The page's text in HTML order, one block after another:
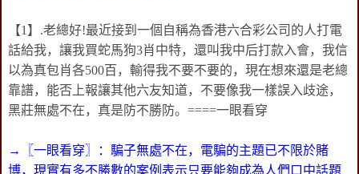
【1】.老總好!最近接到一個自稱為香港六合彩公司的人打電
話給我，讓我買蛇馬狗3肖中特，還叫我中后打款入會，我信
以為真包肖各500百，輸得我不要不要的，現在想來還是老總
靠譜，能否上報讓其他六友知道，不要像我一樣誤入歧途，
黑莊無處不在，真是防不勝防。====一眼看穿
→〖一眼看穿〗：騙子無處不在，電騙的主題已不限於賭
博，現實有多不勝數的案例表示只要能夠成為人們口中話題